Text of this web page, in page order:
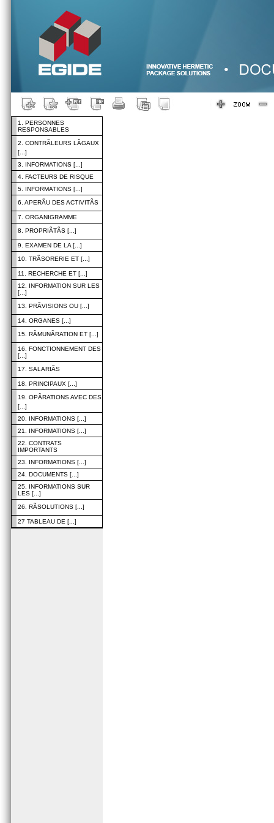
1. PERSONNES
RESPONSABLES
2. CONTRÃLEURS LÃGAUX
[...]
3. INFORMATIONS [...]
4. FACTEURS DE RISQUE
5. INFORMATIONS [...]
6. APERÃU DES ACTIVITÃS
7. ORGANIGRAMME
8. PROPRIÃTÃS [...]
9. EXAMEN DE LA [...]
10. TRÃSORERIE ET [...]
11. RECHERCHE ET [...]
12. INFORMATION SUR LES
[...]
13. PRÃVISIONS OU [...]
14. ORGANES [...]
15. RÃMUNÃRATION ET [...]
16. FONCTIONNEMENT DES
[...]
17. SALARIÃS
18. PRINCIPAUX [...]
19. OPÃRATIONS AVEC DES
[...]
20. INFORMATIONS [...]
21. INFORMATIONS [...]
22. CONTRATS
IMPORTANTS
23. INFORMATIONS [...]
24. DOCUMENTS [...]
25. INFORMATIONS SUR
LES [...]
26. RÃSOLUTIONS [...]
27 TABLEAU DE [...]